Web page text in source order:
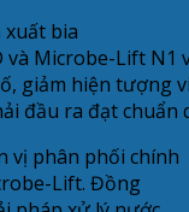
Microbe-Lift N1
giảm hiện tượng
đầu ra đạt chuẩn
vị phân phối chính
Lift. Đồng